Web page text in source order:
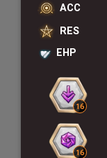
ACC
RES
EHP